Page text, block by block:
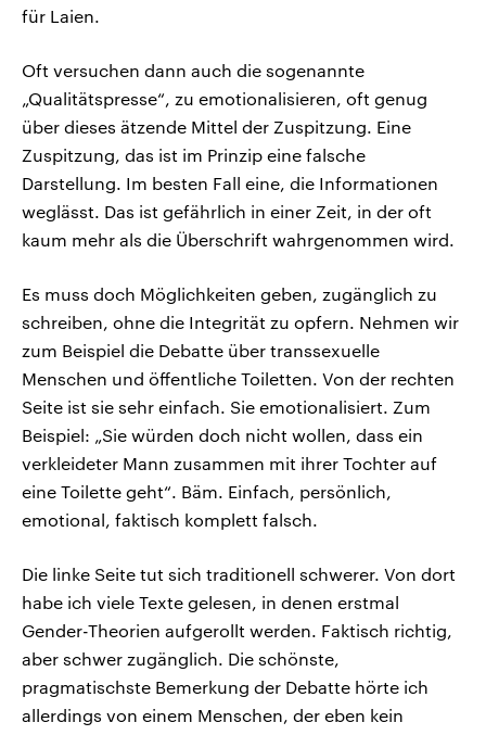
für Laien.
Oft versuchen dann auch die sogenannte
„Qualitätspresse“, zu emotionalisieren, oft genug
über dieses ätzende Mittel der Zuspitzung. Eine
Zuspitzung, das ist im Prinzip eine falsche
Darstellung. Im besten Fall eine, die Informationen
weglässt. Das ist gefährlich in einer Zeit, in der oft
kaum mehr als die Überschrift wahrgenommen wird.
Es muss doch Möglichkeiten geben, zugänglich zu
schreiben, ohne die Integrität zu opfern. Nehmen wir
zum Beispiel die Debatte über transsexuelle
Menschen und öffentliche Toiletten. Von der rechten
Seite ist sie sehr einfach. Sie emotionalisiert. Zum
Beispiel: „Sie würden doch nicht wollen, dass ein
verkleideter Mann zusammen mit ihrer Tochter auf
eine Toilette geht“. Bäm. Einfach, persönlich,
emotional, faktisch komplett falsch.
Die linke Seite tut sich traditionell schwerer. Von dort
habe ich viele Texte gelesen, in denen erstmal
Gender-Theorien aufgerollt werden. Faktisch richtig,
aber schwer zugänglich. Die schönste,
pragmatischste Bemerkung der Debatte hörte ich
allerdings von einem Menschen, der eben kein